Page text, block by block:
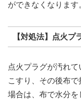
ができなくなります
【対処法】点火プ
点火プラグが汚れ
こすり、その後布
場合は、布で水分を